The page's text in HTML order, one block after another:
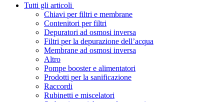
Tutti gli articoli
Chiavi per filtri e membrane
Contenitori per filtri
Depuratori ad osmosi inversa
Filtri per la depurazione dell’acqua
Membrane ad osmosi inversa
Altro
Pompe booster e alimentatori
Prodotti per la sanificazione
Raccordi
Rubinetti e miscelatori